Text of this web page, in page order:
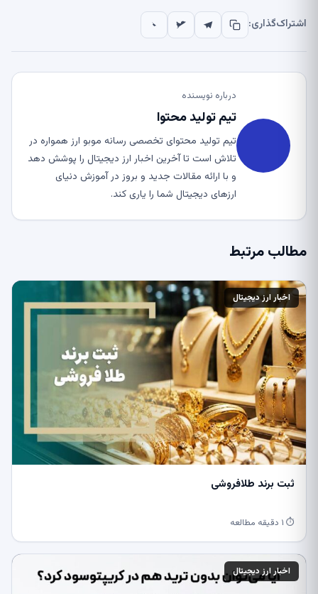
اشتراک‌گذاری:
درباره نویسنده
تیم تولید محتوا
تیم تولید محتوای تخصصی رسانه موبو ارز همواره در
تلاش است تا آخرین اخبار ارز دیجیتال را پوشش دهد
و با ارائه مقالات جدید و بروز در آموزش دنیای
ارزهای دیجیتال شما را یاری کند.
مطالب مرتبط
اخبار ارز دیجیتال
ثبت برند طلافروشی
⏱ ۱ دقیقه مطالعه
اخبار ارز دیجیتال